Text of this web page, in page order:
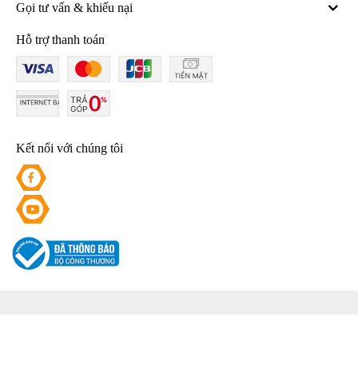
Gọi tư vấn & khiếu nại
Hỗ trợ thanh toán
Kết nối với chúng tôi